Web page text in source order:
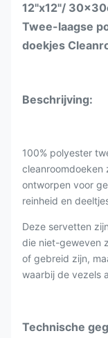
12"x12"/
Twee-laagse
doekjes
Beschrijving:
100% polyester
cleanroomdoeken
ontworpen voor
reinheid en
Deze servetten
die niet-geweven
of gebreid zijn,
waarbij de vezels
Technische